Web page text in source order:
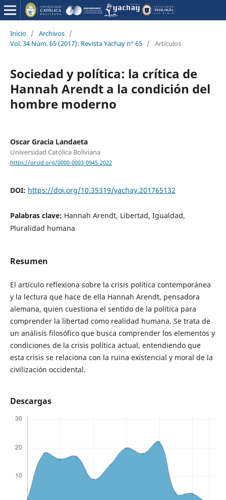
Inicio / Archivos /
Vol. 34 Núm. 65 (2017): Revista Yachay n° 65 / Artículos
Sociedad y política: la crítica de
Hannah Arendt a la condición del
hombre moderno
Oscar Gracia Landaeta
Universidad Católica Boliviana
https://orcid.org/0000-0003-0945-2022
DOI: https://doi.org/10.35319/yachay.201765132
Palabras clave: Hannah Arendt, Libertad, Igualdad,
Pluralidad humana
Resumen
El artículo reflexiona sobre la crisis política contemporánea
y la lectura que hace de ella Hannah Arendt, pensadora
alemana, quien cuestiona el sentido de la política para
comprender la libertad como realidad humana. Se trata de
un análisis filosófico que busca comprender los elementos y
condiciones de la crisis política actual, entendiendo que
esta crisis se relaciona con la ruina existencial y moral de la
civilización occidental.
Descargas